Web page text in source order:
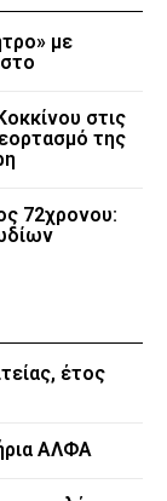
με
στις
της
72χρονου:
έτος
ΑΛΦΑ